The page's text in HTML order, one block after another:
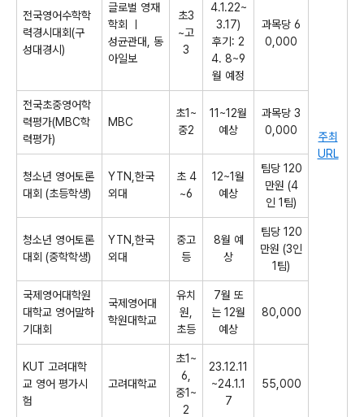
주최
URL
전국영어수학학
력경시대회(구
성대경시)
글로벌 영재
학회 ㅣ
성균관대, 동
아일보
초3
~고
3
4.1.22~
3.17)
후기: 2
4. 8~9
월 예정
과목당 6
0,000
전국초중영어학
력평가(MBC학
력평가)
MBC
초1~
중2
11~12월
예상
과목당 3
0,000
​청소년 영어토론
대회​ (초등학생)
YTN,한국
외대
초 4
~6
12~1월
예상
팀당 120
만원 (4
인 1팀)
​청소년 영어토론
대회​ (중학학생)
YTN,한국
외대
중고
등
8월 예
상
팀당 120
만원 (3인
1팀)
국제영어대학원
대학교 영어말하
기대회
국제영어대
학원대학교
유치
원,
초등
7월 또
는 12월
예상
80,000
KUT 고려대학
교 영어 평가시
험
고려대학교
초1~
6,
중1~
2
23.12.11
~24.1.1
7
55,000